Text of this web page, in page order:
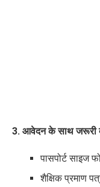
3. आवेदन के साथ जरूरी
पासपोर्ट साइज
शैक्षिक प्रमाण